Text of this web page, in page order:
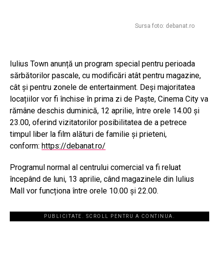
Sursa foto: debanat.ro
Iulius Town anunță un program special pentru perioada
sărbătorilor pascale, cu modificări atât pentru magazine,
cât și pentru zonele de entertainment. Deși majoritatea
locațiilor vor fi închise în prima zi de Paște, Cinema City va
rămâne deschis duminică, 12 aprilie, între orele 14.00 și
23.00, oferind vizitatorilor posibilitatea de a petrece
timpul liber la film alături de familie și prieteni,
conform: https://debanat.ro/
Programul normal al centrului comercial va fi reluat
începând de luni, 13 aprilie, când magazinele din Iulius
Mall vor funcționa între orele 10.00 și 22.00.
PUBLICITATE. SCROLL PENTRU A CONTINUA.